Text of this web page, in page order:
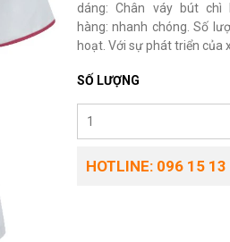
dáng: Chân váy bút
hàng: nhanh chóng. Số
hoạt. Với sự phát triển của
SỐ LƯỢNG
HOTLINE: 096 15